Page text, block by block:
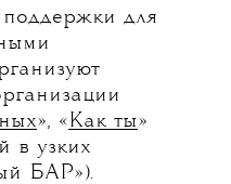
для
», «Как ты»
в узких
БАР»).